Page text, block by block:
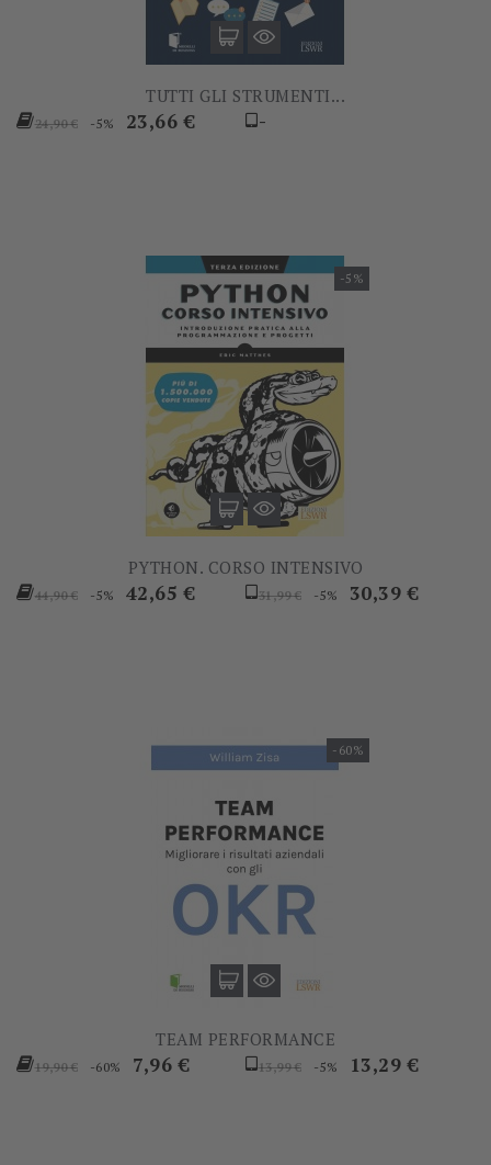
TUTTI GLI STRUMENTI...
Prezzo
24,90 € -5% Prezzo
23,66 € -
-5%
PYTHON. CORSO INTENSIVO
Prezzo
44,90 € -5% Prezzo
42,65 €
Prezzo
31,99 € -5% Prezzo
30,39 €
-60%
TEAM PERFORMANCE
Prezzo
19,90 € -60% Prezzo
7,96 €
Prezzo
13,99 € -5% Prezzo
13,29 €